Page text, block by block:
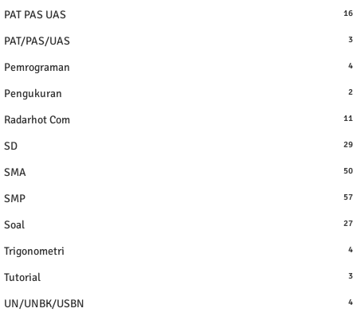
PAT PAS UAS 16
PAT/PAS/UAS 3
Pemrograman 4
Pengukuran 2
Radarhot Com 11
SD 29
SMA 50
SMP 57
Soal 27
Trigonometri 4
Tutorial 3
UN/UNBK/USBN 4